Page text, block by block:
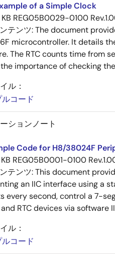
of a Simple Clock
REG05B0029-0100
テンツ:The document
microcontroller. It details
The RTC counts time from
importance of checking
ル：
コード
ションノート
Code for H8/38024F
REG05B0001-0100
テンツ:This document
an IIC interface using a
every second, control a 7-
and RTC devices via
ル：
コード